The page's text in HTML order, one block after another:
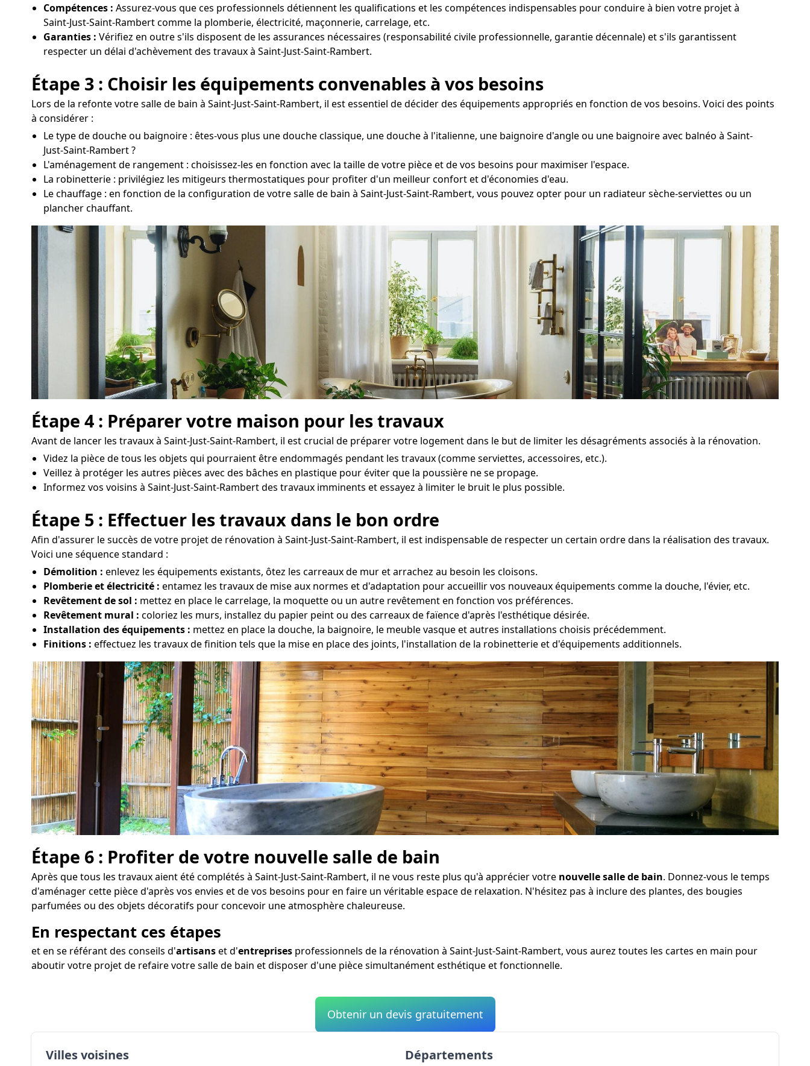
Compétences : Assurez-vous que ces professionnels détiennent les qualifications et les compétences indispensables pour conduire à bien votre projet à
Saint-Just-Saint-Rambert comme la plomberie, électricité, maçonnerie, carrelage, etc.
Garanties : Vérifiez en outre s'ils disposent de les assurances nécessaires (responsabilité civile professionnelle, garantie décennale) et s'ils garantissent
respecter un délai d'achèvement des travaux à Saint-Just-Saint-Rambert.
Étape 3 : Choisir les équipements convenables à vos besoins
Lors de la refonte votre salle de bain à Saint-Just-Saint-Rambert, il est essentiel de décider des équipements appropriés en fonction de vos besoins. Voici des points
à considérer :
Le type de douche ou baignoire : êtes-vous plus une douche classique, une douche à l'italienne, une baignoire d'angle ou une baignoire avec balnéo à Saint-
Just-Saint-Rambert ?
L'aménagement de rangement : choisissez-les en fonction avec la taille de votre pièce et de vos besoins pour maximiser l'espace.
La robinetterie : privilégiez les mitigeurs thermostatiques pour profiter d'un meilleur confort et d'économies d'eau.
Le chauffage : en fonction de la configuration de votre salle de bain à Saint-Just-Saint-Rambert, vous pouvez opter pour un radiateur sèche-serviettes ou un
plancher chauffant.
Étape 4 : Préparer votre maison pour les travaux
Avant de lancer les travaux à Saint-Just-Saint-Rambert, il est crucial de préparer votre logement dans le but de limiter les désagréments associés à la rénovation.
Videz la pièce de tous les objets qui pourraient être endommagés pendant les travaux (comme serviettes, accessoires, etc.).
Veillez à protéger les autres pièces avec des bâches en plastique pour éviter que la poussière ne se propage.
Informez vos voisins à Saint-Just-Saint-Rambert des travaux imminents et essayez à limiter le bruit le plus possible.
Étape 5 : Effectuer les travaux dans le bon ordre
Afin d'assurer le succès de votre projet de rénovation à Saint-Just-Saint-Rambert, il est indispensable de respecter un certain ordre dans la réalisation des travaux.
Voici une séquence standard :
Démolition : enlevez les équipements existants, ôtez les carreaux de mur et arrachez au besoin les cloisons.
Plomberie et électricité : entamez les travaux de mise aux normes et d'adaptation pour accueillir vos nouveaux équipements comme la douche, l'évier, etc.
Revêtement de sol : mettez en place le carrelage, la moquette ou un autre revêtement en fonction vos préférences.
Revêtement mural : coloriez les murs, installez du papier peint ou des carreaux de faïence d'après l'esthétique désirée.
Installation des équipements : mettez en place la douche, la baignoire, le meuble vasque et autres installations choisis précédemment.
Finitions : effectuez les travaux de finition tels que la mise en place des joints, l'installation de la robinetterie et d'équipements additionnels.
Étape 6 : Profiter de votre nouvelle salle de bain
Après que tous les travaux aient été complétés à Saint-Just-Saint-Rambert, il ne vous reste plus qu'à apprécier votre nouvelle salle de bain. Donnez-vous le temps
d'aménager cette pièce d'après vos envies et de vos besoins pour en faire un véritable espace de relaxation. N'hésitez pas à inclure des plantes, des bougies
parfumées ou des objets décoratifs pour concevoir une atmosphère chaleureuse.
En respectant ces étapes
et en se référant des conseils d'artisanset d'entreprises professionnels de la rénovation à Saint-Just-Saint-Rambert, vous aurez toutes les cartes en main pour
aboutir votre projet de refaire votre salle de bain et disposer d'une pièce simultanément esthétique et fonctionnelle.
Obtenir un devis gratuitement
Villes voisines Départements